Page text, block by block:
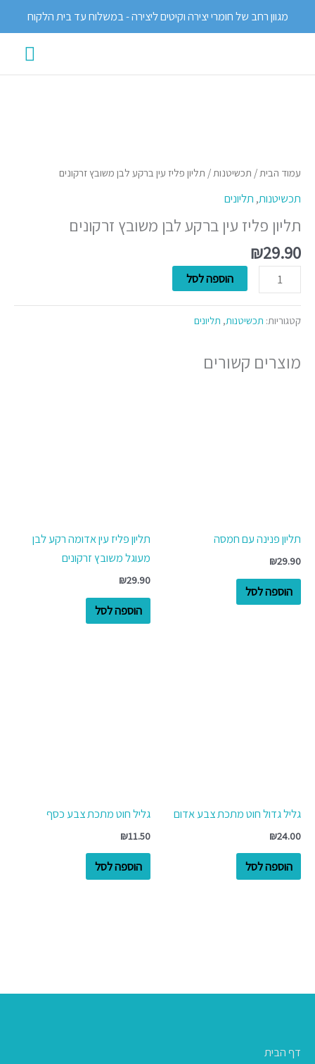
מגוון רחב של חומרי יצירה וקיטים ליצירה - במשלוח עד בית הלקוח
עמוד הבית/ תכשיטנות/ תליון פליז עין ברקע לבן משובץ זרקונים
תכשיטנות, תליונים
תליון פליז עין ברקע לבן משובץ זרקונים
₪29.90
תליון
עין
ברקע
לבן
משובץ
זרקונים
הוספה לסל
קטגוריות: תכשיטנות, תליונים
מוצרים קשורים
תליון פנינה עם חמסה
₪29.90
הוספה לסל
תליון פליז עין אדומה רקע לבן
מעוגל משובץ זרקונים
₪29.90
הוספה לסל
גליל גדול חוט מתכת צבע אדום
₪24.00
הוספה לסל
גליל חוט מתכת צבע כסף
₪11.50
הוספה לסל
דף הבית